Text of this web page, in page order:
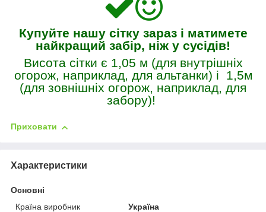
Купуйте нашу сітку зараз і матимете
найкращий забір, ніж у сусідів!
Висота сітки є 1,05 м (для внутрішніх
огорож, наприклад, для альтанки) і 1,5м
(для зовнішніх огорож, наприклад, для
забору)!
Приховати
Характеристики
Основні
Країна виробник
Україна